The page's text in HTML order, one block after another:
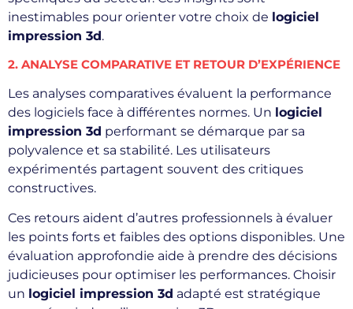
inestimables pour orienter votre choix de logiciel
impression 3d.
2. ANALYSE COMPARATIVE ET RETOUR D’EXPÉRIENCE
Les analyses comparatives évaluent la performance
des logiciels face à différentes normes. Un logiciel
impression 3d performant se démarque par sa
polyvalence et sa stabilité. Les utilisateurs
expérimentés partagent souvent des critiques
constructives.
Ces retours aident d’autres professionnels à évaluer
les points forts et faibles des options disponibles. Une
évaluation approfondie aide à prendre des décisions
judicieuses pour optimiser les performances. Choisir
un logiciel impression 3d adapté est stratégique